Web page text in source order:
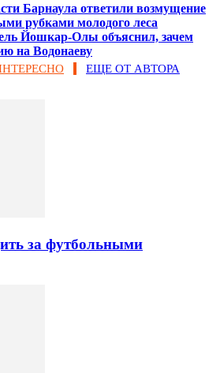
Барнаула ответили возмущение
рубками молодого леса
Йошкар-Олы объяснил, зачем
на Водонаеву
ЕЩЕ ОТ АВТОРА
за футбольными